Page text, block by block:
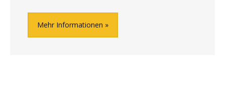
Mehr Informationen